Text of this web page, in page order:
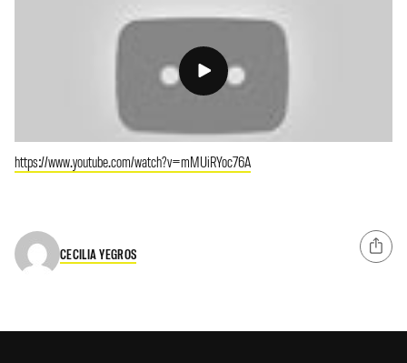
https://www.youtube.com/watch?v=mMUiRYoc76A
CECILIA YEGROS